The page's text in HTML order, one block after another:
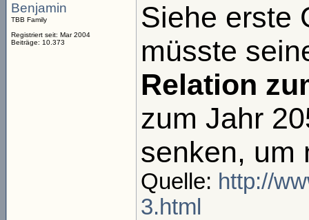
Benjamin
TBB Family
Registriert seit: Mar 2004
Beiträge: 10.373
Siehe erste
müsste
Relation
zum Jahr
senken, um
Quelle: http://
3.html